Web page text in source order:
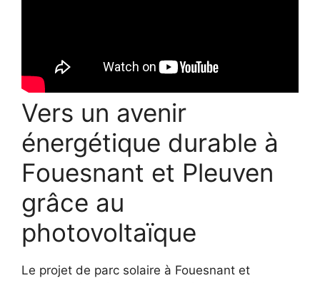
Vers un avenir
énergétique durable à
Fouesnant et Pleuven
grâce au
photovoltaïque
Le projet de parc solaire à Fouesnant et